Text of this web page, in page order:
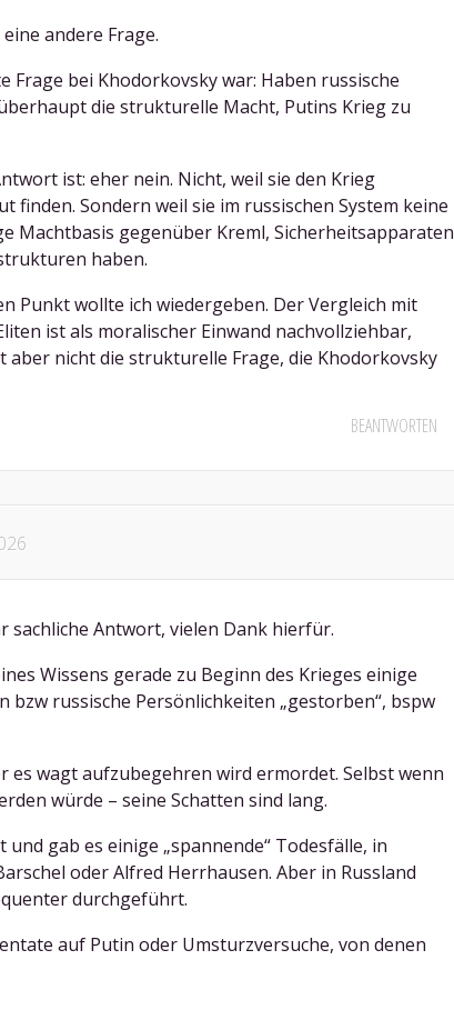
andere Frage.
Frage bei Khodorkovsky war: Haben russische
die strukturelle Macht, Putins Krieg zu
ist: eher nein. Nicht, weil sie den Krieg
finden. Sondern weil sie im russischen System keine
Machtbasis gegenüber Kreml, Sicherheitsapparaten
haben.
Punkt wollte ich wiedergeben. Der Vergleich mit
ist als moralischer Einwand nachvollziehbar,
aber nicht die strukturelle Frage, die Khodorkovsky
BEANTWORTEN
sachliche Antwort, vielen Dank hierfür.
Wissens gerade zu Beginn des Krieges einige
bzw russische Persönlichkeiten „gestorben“, bspw
es wagt aufzubegehren wird ermordet. Selbst wenn
würde – seine Schatten sind lang.
und gab es einige „spannende“ Todesfälle, in
oder Alfred Herrhausen. Aber in Russland
durchgeführt.
auf Putin oder Umsturzversuche, von denen